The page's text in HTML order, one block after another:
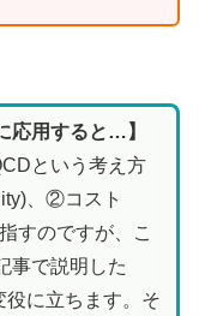
応用すると…】
という考え方
、②コスト
すのですが、こ
事で説明した
役に立ちます。そ